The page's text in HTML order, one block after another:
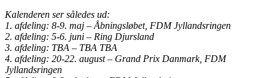
Kalenderen ser således ud:
1. afdeling: 8-9. maj – Åbningsløbet, FDM Jyllandsringen
2. afdeling: 5-6. juni – Ring Djursland
3. afdeling: TBA – TBA TBA
4. afdeling: 20-22. august – Grand Prix Danmark, FDM
Jyllandsringen